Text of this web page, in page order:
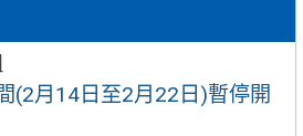
(2月14日至2月22日)暫停開